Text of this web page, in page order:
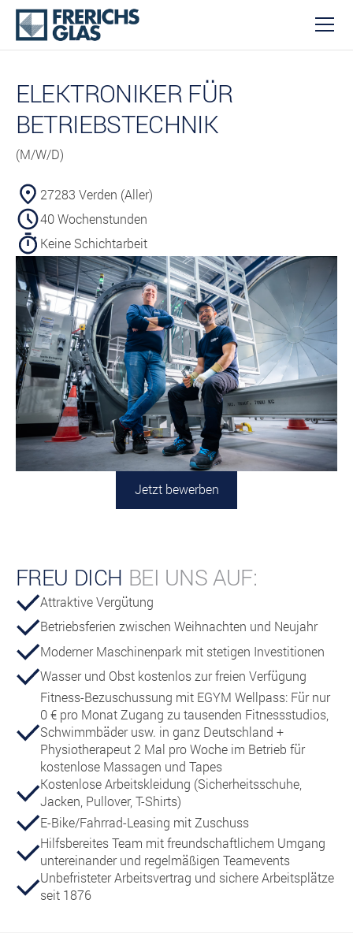
ELEKTRONIKER FÜR
BETRIEBS­TECHNIK
(M/W/D)
27283 Verden (Aller)
40 Wochenstunden
Keine Schichtarbeit
Jetzt bewerben
FREU DICH BEI UNS AUF:
Attraktive Vergütung
Betriebsferien zwischen Weihnachten und Neujahr
Moderner Maschinenpark mit stetigen Investitionen
Wasser und Obst kostenlos zur freien Verfügung
Fitness-Bezuschussung mit EGYM Wellpass: Für nur
0 € pro Monat Zugang zu tausenden Fitnessstudios,
Schwimmbäder usw. in ganz Deutschland +
Physiotherapeut 2 Mal pro Woche im Betrieb für
kostenlose Massagen und Tapes
Kostenlose Arbeitskleidung (Sicherheitsschuhe,
Jacken, Pullover, T-Shirts)
E-Bike/Fahrrad-Leasing mit Zuschuss
Hilfsbereites Team mit freundschaftlichem Umgang
untereinander und regelmäßigen Teamevents
Unbefristeter Arbeitsvertrag und sichere Arbeitsplätze
seit 1876